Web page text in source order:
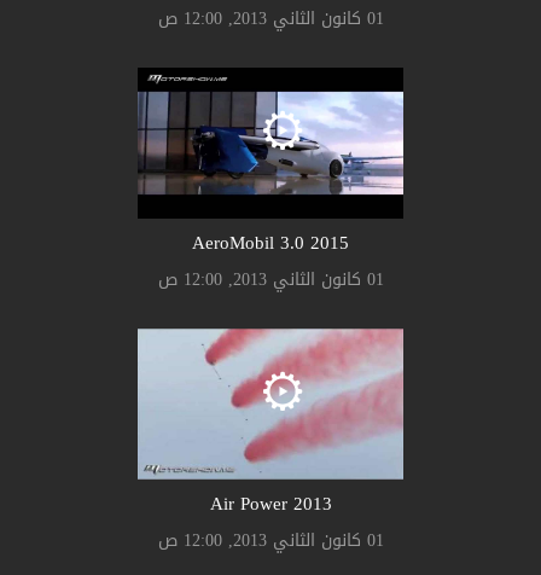
01 كانون الثاني 2013, 12:00 ص
AeroMobil 3.0 2015
01 كانون الثاني 2013, 12:00 ص
Air Power 2013
01 كانون الثاني 2013, 12:00 ص